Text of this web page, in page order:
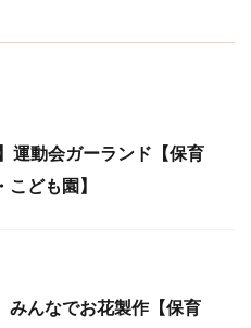
運動会ガーランド【保育
ども園】
みんなでお花製作【保育